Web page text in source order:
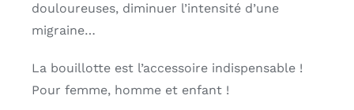
douloureuses, diminuer l’intensité d’une
migraine…
La bouillotte est l’accessoire indispensable !
Pour femme, homme et enfant !